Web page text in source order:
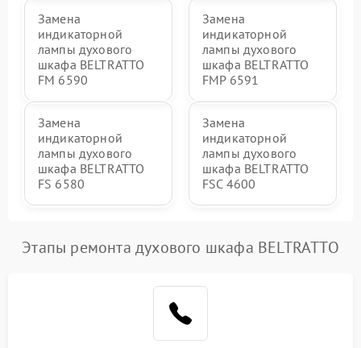
Замена
индикаторной
лампы духового
шкафа BELTRATTO
FM 6590
Замена
индикаторной
лампы духового
шкафа BELTRATTO
FMP 6591
Замена
индикаторной
лампы духового
шкафа BELTRATTO
FS 6580
Замена
индикаторной
лампы духового
шкафа BELTRATTO
FSC 4600
Этапы ремонта духового шкафа BELTRATTO